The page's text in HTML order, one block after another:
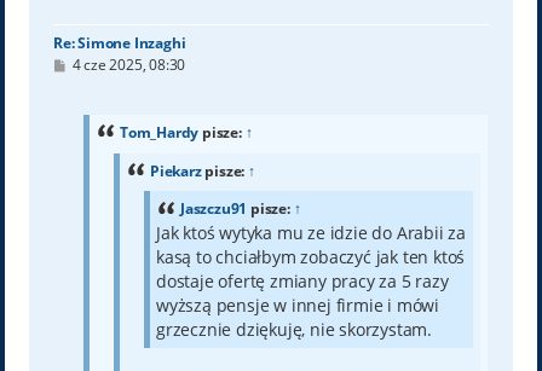
Re: Simone Inzaghi
P4 cze 2025, 08:30
Tom_Hardy pisze: ↑
Piekarzpisze: ↑
Jaszczu91 pisze: ↑
Jak ktoś wytyka mu ze idzie do Arabii za
kasą to chciałbym zobaczyć jak ten ktoś
dostaje ofertę zmiany pracy za 5 razy
wyższą pensje w innej firmie i mówi
grzecznie dziękuję, nie skorzystam.